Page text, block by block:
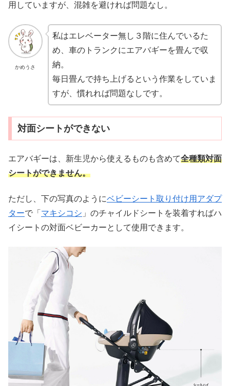
用していますが、混雑を避ければ問題なし。
かめうさ
私はエレベーター無し３階に住んでいるた
め、車のトランクにエアバギーを畳んで収
納。
毎日畳んで持ち上げるという作業をしていま
すが、慣れれば問題なしです。
対面シートができない
エアバギーは、新生児から使えるものも含めて全種類対面
シートができません。
ただし、下の写真のようにベビーシート取り付け用アダプ
ターで 「 マキシコシ 」のチャイルドシートを装着すればハ
イシートの対面ベビーカーとして使用できます。